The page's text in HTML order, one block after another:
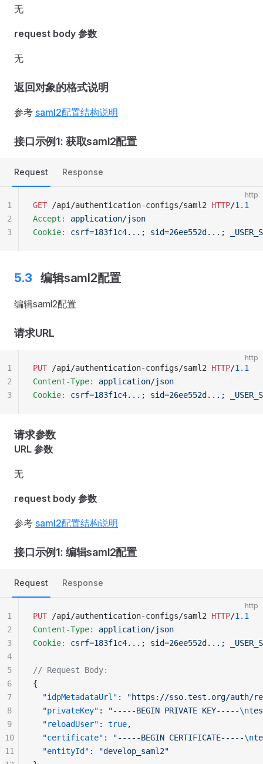
无
request body 参数
无
返回对象的格式说明
参考 saml2配置结构说明
接口示例1: 获取saml2配置
Request Response
http
GET /api/authentication-configs/saml2 HTTP/1.1
Accept :
application/json
Cookie: csrf=183f1c4...; sid=26ee552d...;
1
2
3
编辑saml2配置
编辑saml2配置
请求URL
http
PUT /api/authentication-configs/saml2 HTTP/1.1
Content-Type:
application/json
Cookie: csrf=183f1c4...; sid=26ee552d...;
1
2
3
请求参数
URL 参数
无
request body 参数
参考 saml2配置结构说明
接口示例1: 编辑saml2配置
Request Response
http
PUT /api/authentication-configs/saml2 HTTP/1.1
Content-Type:
application/json
Cookie: csrf=183f1c4...; sid=26ee552d...;
// Request Body:
{
  "idpMetadataUrl"
:
"https://sso.test.org/auth/
  "privateKey"
: "-----BEGIN PRIVATE KEY-----\n
  "reloadUser"
: true,
  "certificate"
: "-----BEGIN CERTIFICATE-----\n
  "entityId"
:
"develop_saml2"
1
2
3
4
5
6
7
8
9
10
11